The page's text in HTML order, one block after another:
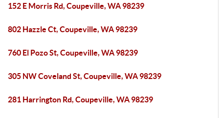
152 E Morris Rd, Coupeville, WA 98239
802 Hazzle Ct, Coupeville, WA 98239
760 El Pozo St, Coupeville, WA 98239
305 NW Coveland St, Coupeville, WA 98239
281 Harrington Rd, Coupeville, WA 98239